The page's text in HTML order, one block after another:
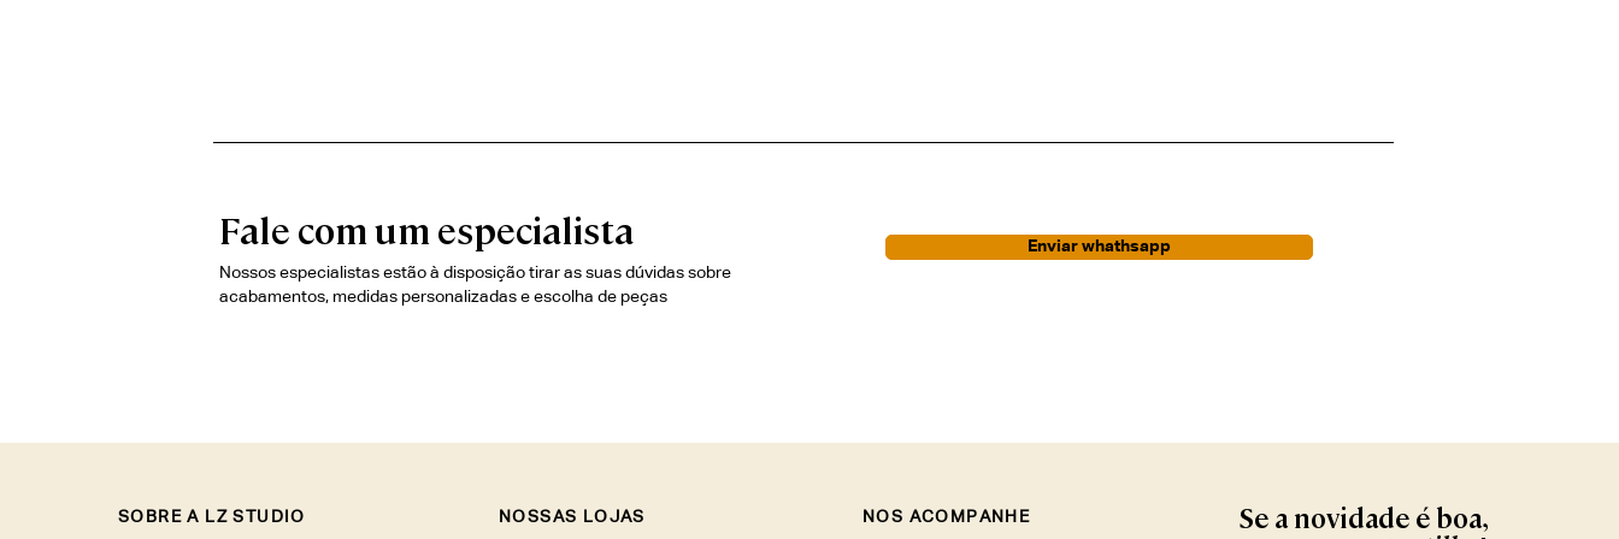
Fale com um especialista
Nossos especialistas estão à disposição tirar as suas dúvidas sobre
acabamentos, medidas personalizadas e escolha de peças
Enviar whathsapp
SOBRE A LZ STUDIO NOSSAS LOJAS NOS ACOMPANHE
Se a novidade é boa,